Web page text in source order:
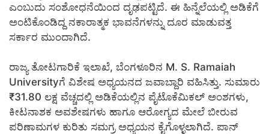
ಎಂಬುದು ಸಂಶೋಧನೆಯಿಂದ ದೃಢಪಟ್ಟಿದೆ. ಈ ಹಿನ್ನೆಲೆಯಲ್ಲಿ ಅಡಿಕೆಗೆ
ಅಂಟಿಕೊಂಡಿದ್ದ ನಕಾರಾತ್ಮಕ ಭಾವನೆಗಳನ್ನು ದೂರ ಮಾಡುವತ್ತ
ಸರ್ಕಾರ ಮುಂದಾಗಿದೆ.
ರಾಜ್ಯ ತೋಟಗಾರಿಕೆ ಇಲಾಖೆ, ಬೆಂಗಳೂರಿನ M. S. Ramaiah
Universityಗೆ ವಿಶೇಷ ಅಧ್ಯಯನದ ಜವಾಬ್ದಾರಿ ವಹಿಸಿತ್ತು. ಸುಮಾರು
₹31.80 ಲಕ್ಷ ವೆಚ್ಚದಲ್ಲಿ ಅಡಿಕೆಯಲ್ಲಿನ ಪೈಟೊಕೆಮಿಕಲ್ ಅಂಶಗಳು,
ಕೀಟನಾಶಕ ಅವಶೇಷಗಳು ಹಾಗೂ ಆರೋಗ್ಯದ ಮೇಲೆ ಬೀರುವ
ಪರಿಣಾಮಗಳ ಕುರಿತು ಸಮಗ್ರ ಅಧ್ಯಯನ ಕೈಗೊಳ್ಳಲಾಗಿದೆ. ಪಾನ್